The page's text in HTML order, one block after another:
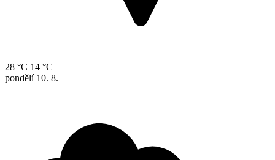
28 °C 14 °C
pondělí 10. 8.